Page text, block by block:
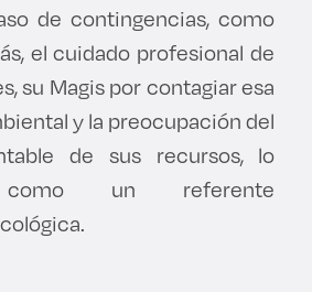
de contingencias, como
el cuidado profesional de
su Magis por contagiar esa
y la preocupación del
de sus recursos, lo
como un referente